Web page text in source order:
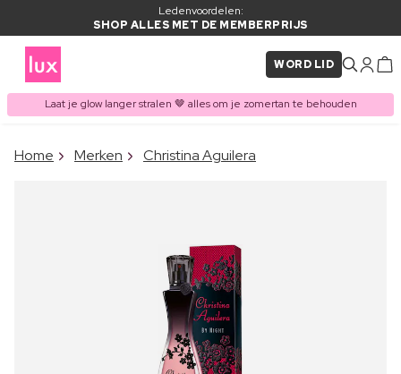
Ledenvoordelen:
SHOP ALLES MET DE MEMBERPRIJS
WORD LID
Laat je glow langer stralen 🤎 alles om je zomertan te behouden
ITEM TOEGEVOEGD AAN
Vaak samen gekocht met
Home Merken Christina Aguilera